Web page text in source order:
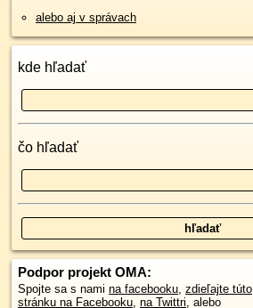
alebo aj v správach
kde hľadať
čo hľadať
Podpor projekt OMA:
Spojte sa s nami na facebooku, zdieľajte túto
stránku na Facebooku, na Twittri, alebo